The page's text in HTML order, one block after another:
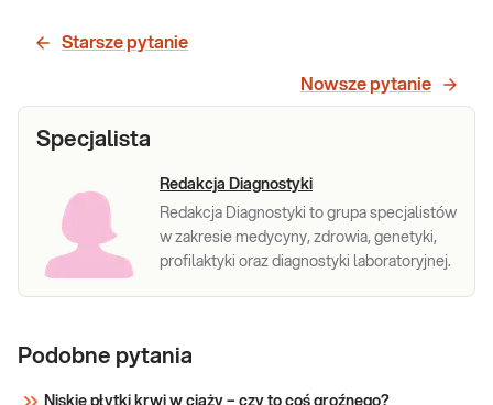
Starsze pytanie
Nowsze pytanie
Specjalista
Redakcja Diagnostyki
Redakcja Diagnostyki to grupa specjalistów
w zakresie medycyny, zdrowia, genetyki,
profilaktyki oraz diagnostyki laboratoryjnej.
Podobne pytania
Niskie płytki krwi w ciąży – czy to coś groźnego?